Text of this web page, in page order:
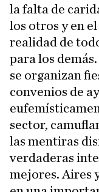
la falta de
los otros y en
realidad de
para los
se organizan
convenios de
sector,
las mentiras
verdaderas
mejores. Aires